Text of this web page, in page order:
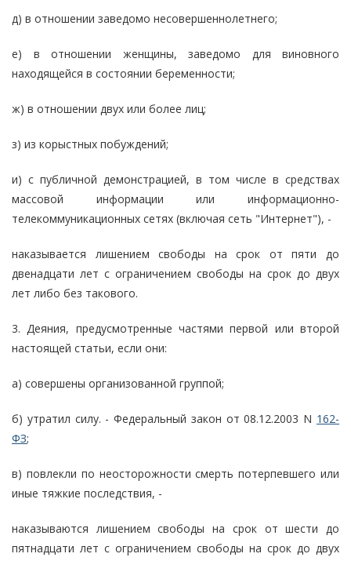
д) в отношении заведомо несовершеннолетнего;
е) в отношении женщины, заведомо для виновного
находящейся в состоянии беременности;
ж) в отношении двух или более лиц;
з) из корыстных побуждений;
и) с публичной демонстрацией, в том числе в средствах
массовой информации или информационно-
телекоммуникационных сетях (включая сеть "Интернет"), -
наказывается лишением свободы на срок от пяти до
двенадцати лет с ограничением свободы на срок до двух
лет либо без такового.
3. Деяния, предусмотренные частями первой или второй
настоящей статьи, если они:
а) совершены организованной группой;
б) утратил силу. - Федеральный закон от 08.12.2003 N 162-
ФЗ;
в) повлекли по неосторожности смерть потерпевшего или
иные тяжкие последствия, -
наказываются лишением свободы на срок от шести до
пятнадцати лет с ограничением свободы на срок до двух